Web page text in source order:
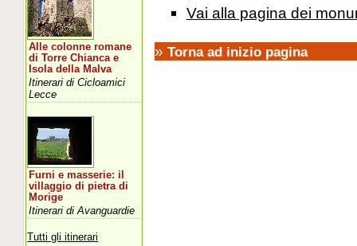
Vai alla pagina dei
» Torna ad inizio pagina
Alle colonne romane
di Torre Chianca e
Isola della Malva
Itinerari di Cicloamici
Lecce
Furni e masserie: il
villaggio di pietra di
Morige
Itinerari di Avanguardie
Tutti gli itinerari